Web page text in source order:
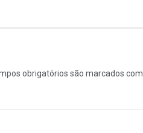
obrigatórios são marcados com